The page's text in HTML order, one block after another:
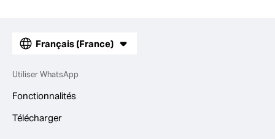
Français (France)
Utiliser WhatsApp
Fonctionnalités
Télécharger